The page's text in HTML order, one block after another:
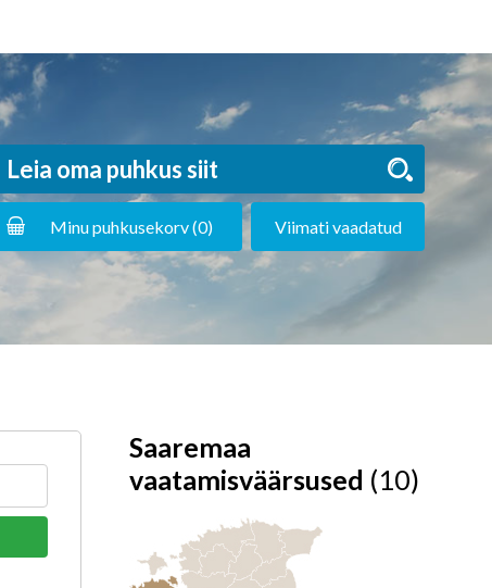
Minu puhkusekorv (0) Viimati vaadatud
Saaremaa
vaatamisväärsused (10)